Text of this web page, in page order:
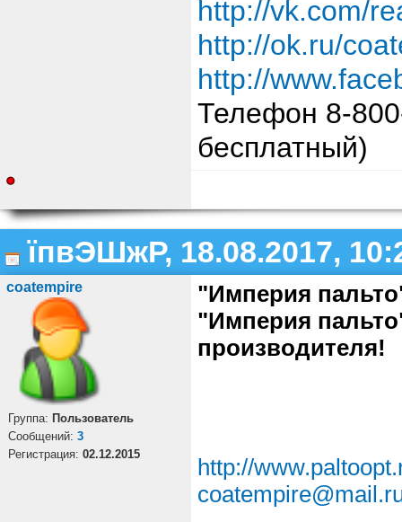
http://vk.com/
http://ok.ru/
http://
Телефон 8-
бесплатный)
їпвЭШжР, 18.08.2017,
coatempire
Группа: Пользователь
Cообщений: 3
Регистрация: 02.12.2015
"Империя
"Империя
производителя!
http://